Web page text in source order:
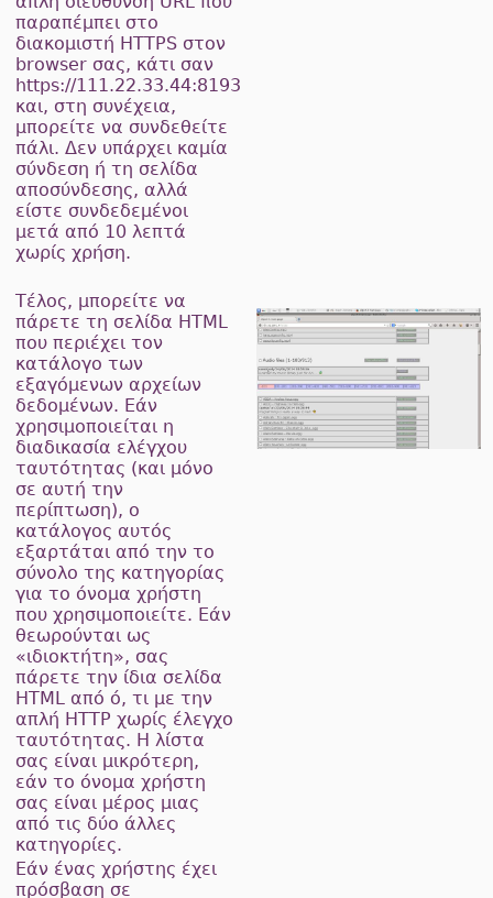
παραπέμπει στο
διακομιστή HTTPS στον
browser σας, κάτι σαν
https://111.22.33.44:8193
και, στη συνέχεια,
μπορείτε να συνδεθείτε
πάλι. Δεν υπάρχει καμία
σύνδεση ή τη σελίδα
αποσύνδεσης, αλλά
είστε συνδεδεμένοι
μετά από 10 λεπτά
χωρίς χρήση.
Τέλος, μπορείτε να
πάρετε τη σελίδα HTML
που περιέχει τον
κατάλογο των
εξαγόμενων αρχείων
δεδομένων. Εάν
χρησιμοποιείται η
διαδικασία ελέγχου
ταυτότητας (και μόνο
σε αυτή την
περίπτωση), ο
κατάλογος αυτός
εξαρτάται από την το
σύνολο της κατηγορίας
για το όνομα χρήστη
που χρησιμοποιείτε. Εάν
θεωρούνται ως
«ιδιοκτήτη», σας
πάρετε την ίδια σελίδα
HTML από ό, τι με την
απλή HTTP χωρίς έλεγχο
ταυτότητας. Η λίστα
σας είναι μικρότερη,
εάν το όνομα χρήστη
σας είναι μέρος μιας
από τις δύο άλλες
κατηγορίες.
Εάν ένας χρήστης έχει
πρόσβαση σε